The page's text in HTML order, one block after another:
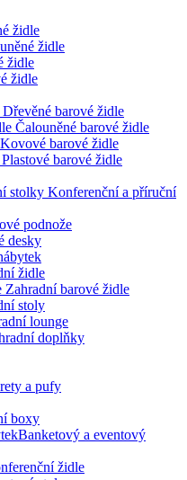
židle
židle
židle
židle
Dřevěné barové židle
Čalouněné barové židle
Kovové barové židle
Plastové barové židle
Konferenční a příruční
podnože
desky
židle
Zahradní barové židle
stoly
lounge
doplňky
a pufy
boxy
Banketový a eventový
židle